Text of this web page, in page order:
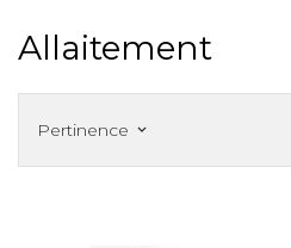
Allaitement
Pertinence keyboard_arrow_down